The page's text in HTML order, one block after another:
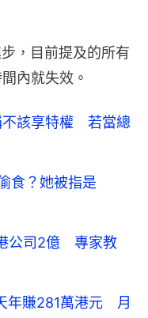
，目前提及的所有
內就失效。
該享特權 若當總
食？她被指是
公司2億 專家教
年賺281萬港元 月